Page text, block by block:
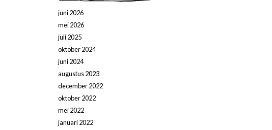
juni 2026
mei 2026
juli 2025
oktober 2024
juni 2024
augustus 2023
december 2022
oktober 2022
mei 2022
januari 2022